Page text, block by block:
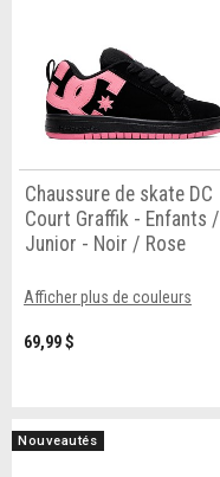
Chaussure de skate DC
Court Graffik - Enfants /
Junior - Noir / Rose
Afficher plus de couleurs
69,99 $
Nouveautés